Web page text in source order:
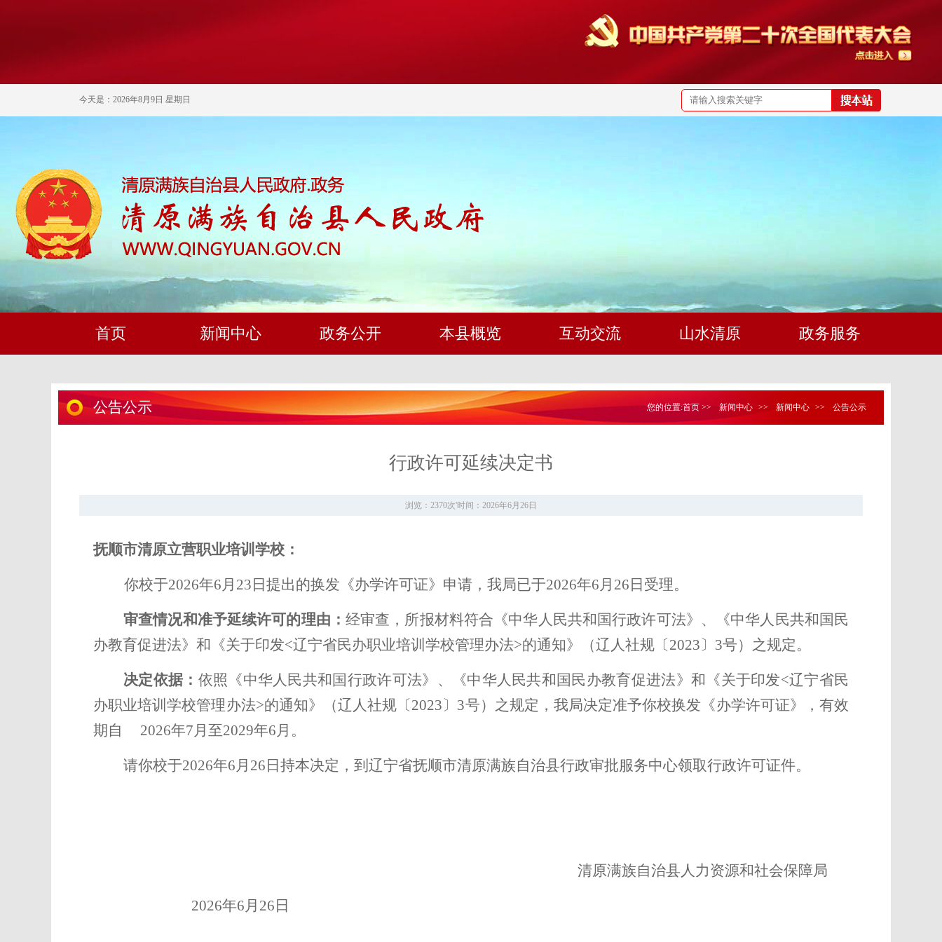
今天是：2026年8月9日 星期日
首页 新闻中心 政务公开 本县概览 互动交流 山水清原 政务服务
公告公示 您的位置:首页 >> 新闻中心 >> 新闻中心 >> 公告公示
行政许可延续决定书
浏览：2370次'时间：2026年6月26日
抚顺市清原立营职业培训学校：
你校于2026年6月 23 日提出的换发《办学许可证》申请，我局已于2026年6月 26 日受理。
审查情况和准予延续许可的理由： 经审查，所报材料符合《中华人民共和国行政许可法》、《中华人民共和国民
办教育促进法》和《关于印发<辽宁省民办职业培训学校管理办法>的通知》（辽人社规〔2023〕3号）之规定。
决定依据： 依照《中华人民共和国行政许可法》、《中华人民共和国民办教育促进法》和《关于印发<辽宁省民
办职业培训学校管理办法>的通知》（辽人社规〔2023〕3号）之规定，我局决定准予你校换发《办学许可证》，有效
期自 2026年7月至2029年6月。
请你校于2026年6月 26 日持本决定，到 辽宁省抚顺市清原满族自治县行政审批服务中心领取行政许可证件。
清原满族自治县人力资源和社会保障局
2026年6月 26 日